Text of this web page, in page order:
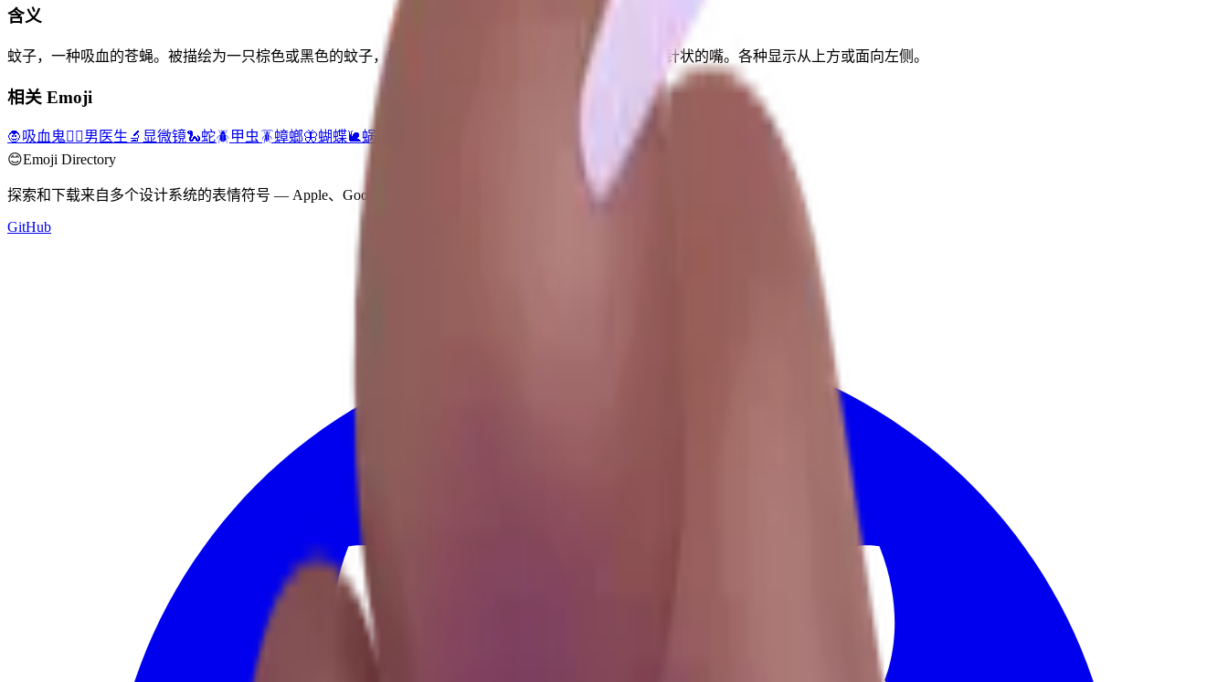
含义
蚊子，一种吸血的苍蝇。被描绘为一只棕色或黑色的蚊子，站在它的六条长腿上，带有翅膀、长腹部和针状的嘴。各种显示从上方或面向左侧。
相关 Emoji
🧛吸血鬼👨‍⚕️男医生 🔬 显微镜🐍蛇🪲甲虫🪳蟑螂🦋蝴蝶🐌蜗牛
😊Emoji Directory
探索和下载来自多个设计系统的表情符号 — Apple、Google、Microsoft 等，全部集中在一个地方。
GitHub